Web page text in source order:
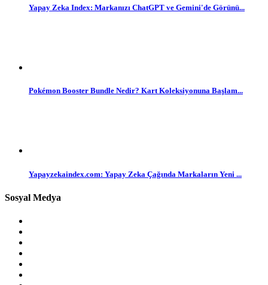
Yapay Zeka Index: Markanızı ChatGPT ve Gemini'de Görünü...
Pokémon Booster Bundle Nedir? Kart Koleksiyonuna Başlam...
Yapayzekaindex.com: Yapay Zeka Çağında Markaların Yeni ...
Sosyal Medya